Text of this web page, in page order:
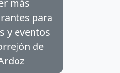
más
para
y eventos
de